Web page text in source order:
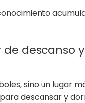
descanso
sino un lugar
descansar y